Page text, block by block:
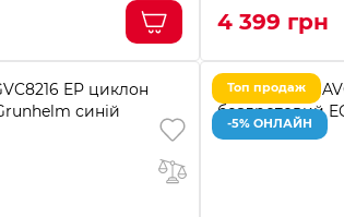
4 399 грн
Топ продаж
-5% ОНЛАЙН